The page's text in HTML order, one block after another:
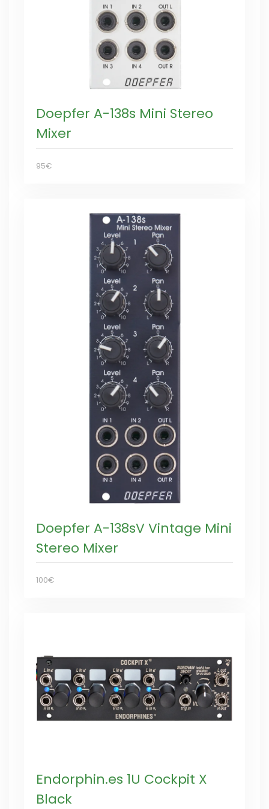
Doepfer A-138s Mini Stereo
Mixer
95€
Doepfer A-138sV Vintage Mini
Stereo Mixer
100€
Endorphin.es 1U Cockpit X
Black